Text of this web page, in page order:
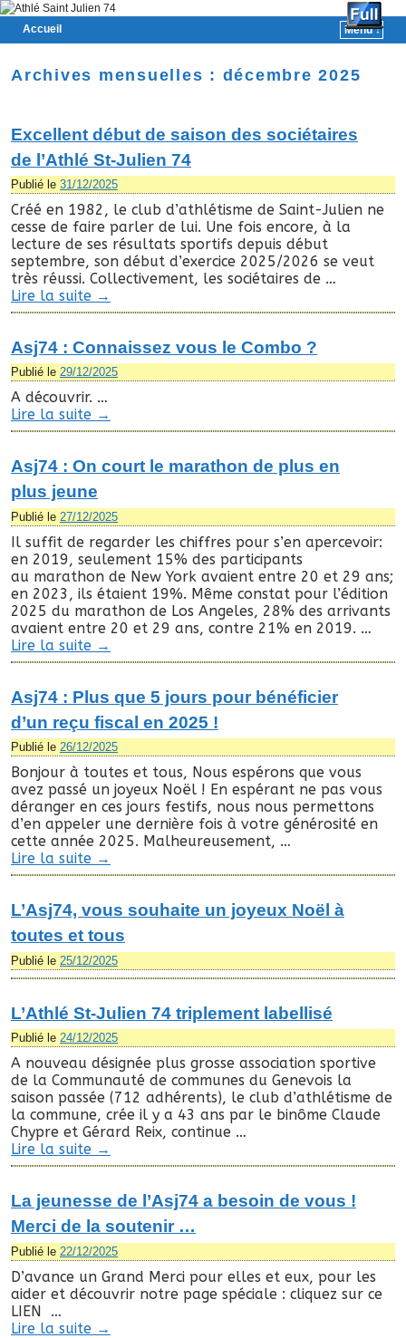
Accueil
Menu ↓
Archives mensuelles : décembre 2025
Excellent début de saison des sociétaires
de l’Athlé St-Julien 74
Publié le 31/12/2025
Créé en 1982, le club d’athlétisme de Saint-Julien ne
cesse de faire parler de lui. Une fois encore, à la
lecture de ses résultats sportifs depuis début
septembre, son début d’exercice 2025/2026 se veut
très réussi. Collectivement, les sociétaires de …
Lire la suite →
Asj74 : Connaissez vous le Combo ?
Publié le 29/12/2025
A découvrir. …
Lire la suite →
Asj74 : On court le marathon de plus en
plus jeune
Publié le 27/12/2025
Il suffit de regarder les chiffres pour s’en apercevoir:
en 2019, seulement 15% des participants
au marathon de New York avaient entre 20 et 29 ans;
en 2023, ils étaient 19%. Même constat pour l’édition
2025 du marathon de Los Angeles, 28% des arrivants
avaient entre 20 et 29 ans, contre 21% en 2019. …
Lire la suite →
Asj74 : Plus que 5 jours pour bénéficier
d’un reçu fiscal en 2025 !
Publié le 26/12/2025
Bonjour à toutes et tous, Nous espérons que vous
avez passé un joyeux Noël ! En espérant ne pas vous
déranger en ces jours festifs, nous nous permettons
d’en appeler une dernière fois à votre générosité en
cette année 2025. Malheureusement, …
Lire la suite →
L’Asj74, vous souhaite un joyeux Noël à
toutes et tous
Publié le 25/12/2025
L’Athlé St-Julien 74 triplement labellisé
Publié le 24/12/2025
A nouveau désignée plus grosse association sportive
de la Communauté de communes du Genevois la
saison passée (712 adhérents), le club d’athlétisme de
la commune, crée il y a 43 ans par le binôme Claude
Chypre et Gérard Reix, continue …
Lire la suite →
La jeunesse de l’Asj74 a besoin de vous !
Merci de la soutenir …
Publié le 22/12/2025
D’avance un Grand Merci pour elles et eux, pour les
aider et découvrir notre page spéciale : cliquez sur ce
LIEN …
Lire la suite →